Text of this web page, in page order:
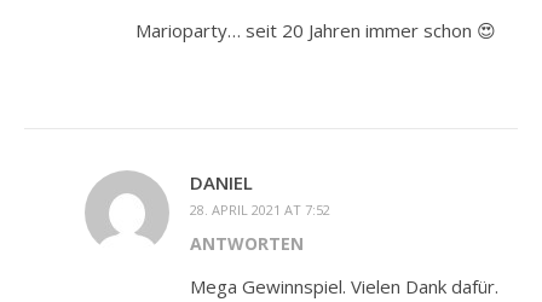
Marioparty… seit 20 Jahren immer schon 😍
DANIEL
28. APRIL 2021 AT 7:52
ANTWORTEN
Mega Gewinnspiel. Vielen Dank dafür.